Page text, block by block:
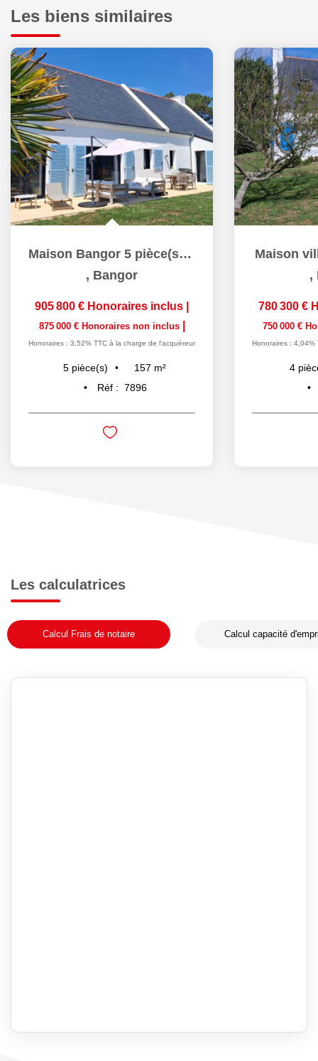
Les biens similaires
Maison Bangor 5 pièce(s) 156.76 m2
, Bangor
905 800 € Honoraires inclus
875 000 € Honoraires non inclus
Honoraires : 3,52% TTC à la charge de l'acquéreur
5 pièce(s) 157 m²
Réf : 7896
Maison
,
780 300 €
750 000 €
Honoraires : 4,04%
4
Les calculatrices
Calcul Frais de notaire Calcul capacité